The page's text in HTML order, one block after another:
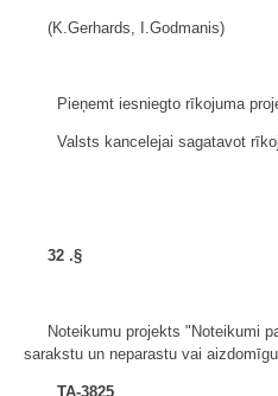
(K.Gerhards, I.Godmanis)
Pieņemt iesniegto rīkojuma
Valsts kancelejai sagatavot
32 .§
Noteikumu projekts "Noteikumi
sarakstu un neparastu vai
TA-3825